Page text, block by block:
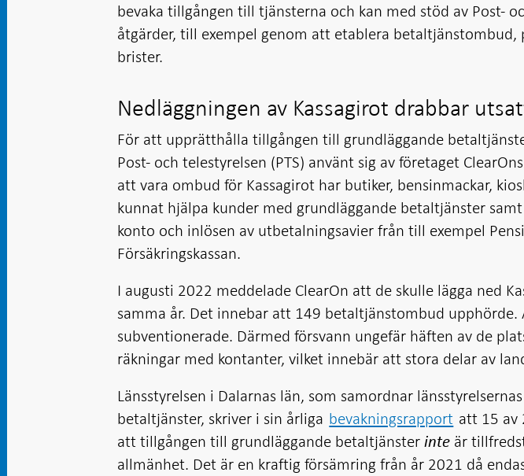
bevaka tillgången till tjänsterna och kan med stöd av Post-
åtgärder, till exempel genom att etablera betaltjänstombud,
brister.
Nedläggningen av Kassagirot drabbar
För att upprätthålla tillgången till grundläggande
Post- och telestyrelsen (PTS) använt sig av företaget
att vara ombud för Kassagirot har butiker, bensinmackar,
kunnat hjälpa kunder med grundläggande betaltjänster
konto och inlösen av utbetalningsavier från till exempel
Försäkringskassan.
I augusti 2022 meddelade ClearOn att de skulle lägga ned
samma år. Det innebar att 149 betaltjänstombud upphörde.
subventionerade. Därmed försvann ungefär häften av de
räkningar med kontanter, vilket innebär att stora delar av
Länsstyrelsen i Dalarnas län, som samordnar
betaltjänster, skriver i sin årliga bevakningsrapport att 15 av
att tillgången till grundläggande betaltjänsterinte är
allmänhet. Det är en kraftig försämring från år 2021 då